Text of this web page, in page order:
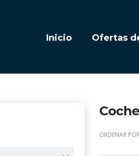
Inicio Ofertas
ORDENAR